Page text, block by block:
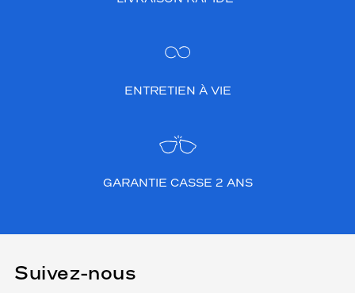
ENTRETIEN À VIE
GARANTIE CASSE 2 ANS
Suivez-nous